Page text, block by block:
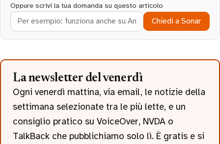
Oppure scrivi la tua domanda su questo articolo
Chiedi a Sonar
La newsletter del venerdì
Ogni venerdì mattina, via email, le notizie della
settimana selezionate tra le più lette, e un
consiglio pratico su VoiceOver, NVDA o
TalkBack che pubblichiamo solo lì. È gratis e si